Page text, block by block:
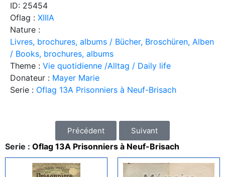
ID: 25454
Oflag : XIIIA
Nature :
Livres, brochures, albums / Bücher, Broschüren, Alben
/ Books, brochures, albums
Theme : Vie quotidienne /Alltag / Daily life
Donateur : Mayer Marie
Serie : Oflag 13A Prisonniers à Neuf-Brisach
Précédent Suivant
Serie : Oflag 13A Prisonniers à Neuf-Brisach